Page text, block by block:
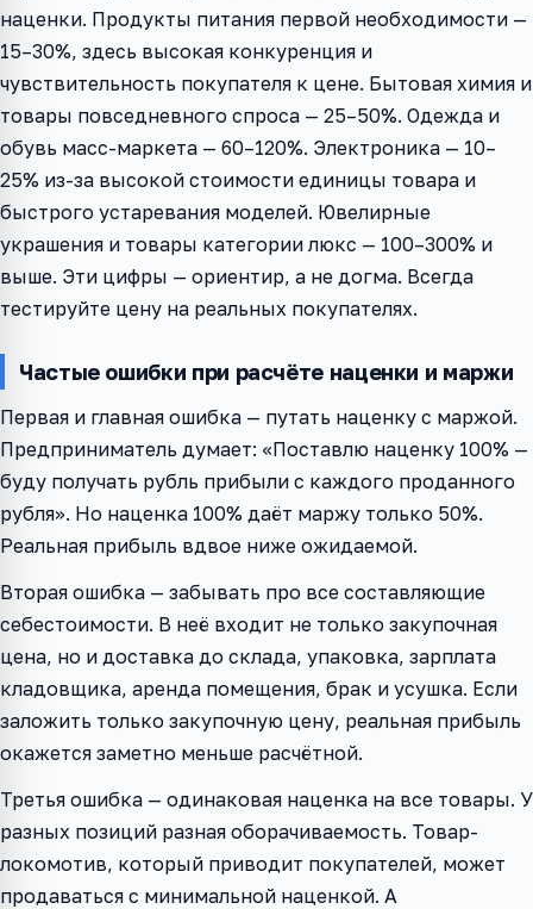
наценки. Продукты питания первой необходимости —
15–30%, здесь высокая конкуренция и
чувствительность покупателя к цене. Бытовая химия и
товары повседневного спроса — 25–50%. Одежда и
обувь масс-маркета — 60–120%. Электроника — 10–
25% из-за высокой стоимости единицы товара и
быстрого устаревания моделей. Ювелирные
украшения и товары категории люкс — 100–300% и
выше. Эти цифры — ориентир, а не догма. Всегда
тестируйте цену на реальных покупателях.
Частые ошибки при расчёте наценки и маржи
Первая и главная ошибка — путать наценку с маржой.
Предприниматель думает: «Поставлю наценку 100% —
буду получать рубль прибыли с каждого проданного
рубля». Но наценка 100% даёт маржу только 50%.
Реальная прибыль вдвое ниже ожидаемой.
Вторая ошибка — забывать про все составляющие
себестоимости. В неё входит не только закупочная
цена, но и доставка до склада, упаковка, зарплата
кладовщика, аренда помещения, брак и усушка. Если
заложить только закупочную цену, реальная прибыль
окажется заметно меньше расчётной.
Третья ошибка — одинаковая наценка на все товары. У
разных позиций разная оборачиваемость. Товар-
локомотив, который приводит покупателей, может
продаваться с минимальной наценкой. А